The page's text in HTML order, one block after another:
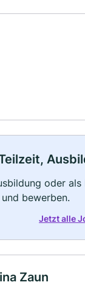
oder
bewerben.
Jetzt alle
Zaun